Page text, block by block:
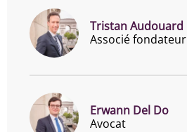
Tristan Audouard
Associé fondateur
Erwann Del Do
Avocat